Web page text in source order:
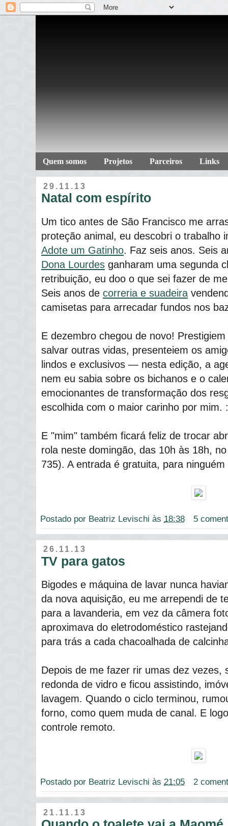
Quem somos Projetos Parceiros Links
29.11.13
Natal com espírito
Um tico antes de São Francisco me
proteção animal, eu descobri o trabalho
Adote um Gatinho. Faz seis anos. Seis
Dona Lourdes ganharam uma segunda
retribuição, eu doo o que sei fazer de
Seis anos de correria e suadeira
camisetas para arrecadar fundos nos
E dezembro chegou de novo!
salvar outras vidas, presenteiem os
lindos e exclusivos ― nesta edição, a
nem eu sabia sobre os bichanos e o
emocionantes de transformação dos
escolhida com o maior carinho por mim.
E "mim" também ficará feliz de trocar
rola neste domingão, das 10h às 18h,
735). A entrada é gratuita, para
Postado por Beatriz Levischi às 18:38 5
26.11.13
TV para gatos
Bigodes e máquina de lavar nunca
da nova aquisição, eu me arrependi de
para a lavanderia, em vez da câmera
aproximava do eletrodoméstico
para trás a cada chacoalhada de
Depois de me fazer rir umas dez vezes,
redonda de vidro e ficou assistindo,
lavagem. Quando o ciclo terminou,
forno, como quem muda de canal. E
controle remoto.
Postado por Beatriz Levischi às 21:05 2
21.11.13